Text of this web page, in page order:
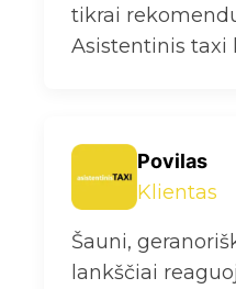
tikrai
Asistentinis taxi
Povilas
Klientas
Šauni,
lankščiai